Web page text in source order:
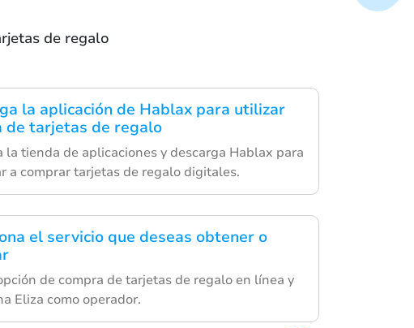
de regalo
la aplicación de Hablax para utilizar
de tarjetas de regalo
la tienda de aplicaciones y descarga Hablax para
a comprar tarjetas de regalo digitales.
el servicio que deseas obtener o
de compra de tarjetas de regalo en línea y
Eliza como operador.